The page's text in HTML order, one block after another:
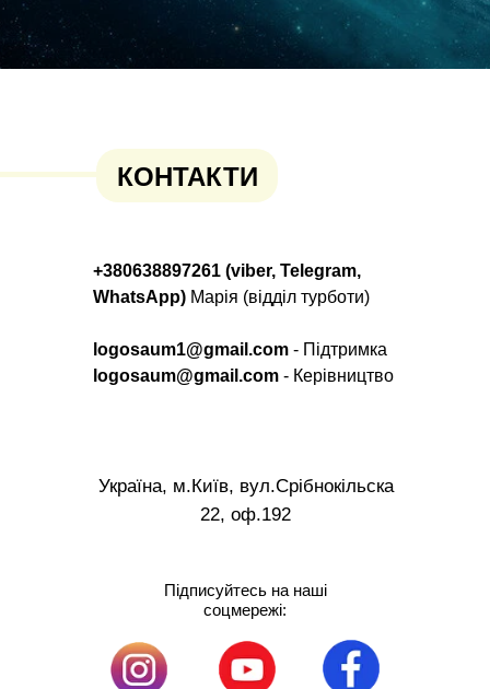
КОНТАКТИ
+380638897261 (viber, Telegram,
WhatsApp) Марія (відділ турботи)
logosaum1@gmail.com - Підтримка
logosaum@gmail.com - Керівництво
Підписуйтесь на наші
соцмережі:
Україна, м.Київ, вул.Срібнокільска
22, оф.192